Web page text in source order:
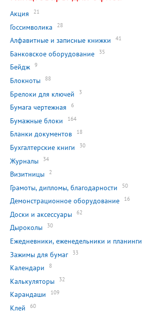
Акция 21
Госсимволика 28
Алфавитные и записные книжки 41
Банковское оборудование 35
Бейдж 9
Блокноты 88
Брелоки для ключей 3
Бумага чертежная 6
Бумажные блоки 164
Бланки документов 18
Бухгалтерские книги 30
Журналы 34
Визитницы 2
Грамоты, дипломы, благодарности 50
Демонстрационное оборудование 16
Доски и аксессуары 62
Дыроколы 30
Ежедневники, еженедельники и планинги
Зажимы для бумаг 33
Календари 8
Калькуляторы 32
Карандаши 109
Клей 60